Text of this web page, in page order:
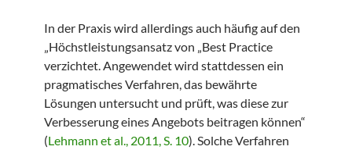
In der Praxis wird allerdings auch häufig auf den
„Höchstleistungsansatz von „Best Practice
verzichtet. Angewendet wird stattdessen ein
pragmatisches Verfahren, das bewährte
Lösungen untersucht und prüft, was diese zur
Verbesserung eines Angebots beitragen können“
(Lehmann et al., 2011, S. 10). Solche Verfahren